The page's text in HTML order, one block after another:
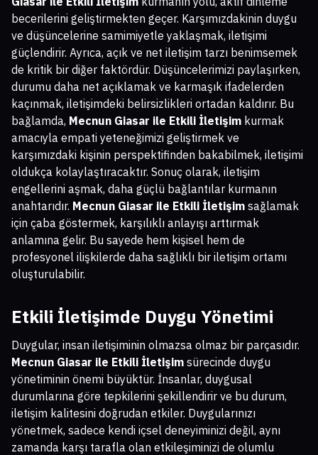
becerilerini geliştirmekten geçer. Karşımızdakinin duygu
ve düşüncelerine samimiyetle yaklaşmak, iletişimi
güçlendirir. Ayrıca, açık ve net iletişim tarzı benimsemek
de kritik bir diğer faktördür. Düşüncelerimizi paylaşırken,
durumu daha net açıklamak ve karmaşık ifadelerden
kaçınmak, iletişimdeki belirsizlikleri ortadan kaldırır. Bu
bağlamda, Mecnun Giasar ile Etkili İletişim kurmak
amacıyla empati yeteneğimizi geliştirmek ve
karşımızdaki kişinin perspektifinden bakabilmek, iletişimi
oldukça kolaylaştıracaktır. Sonuç olarak, iletişim
engellerini aşmak, daha güçlü bağlantılar kurmanın
anahtarıdır. Mecnun Giasar ile Etkili İletişim sağlamak
için çaba göstermek, karşılıklı anlayışı arttırmak
anlamına gelir. Bu sayede hem kişisel hem de
profesyonel ilişkilerde daha sağlıklı bir iletişim ortamı
oluşturulabilir.
Etkili İletişimde Duygu Yönetimi
Duygular, insan iletişiminin olmazsa olmaz bir parçasıdır.
Mecnun Giasar ile Etkili İletişim sürecinde duygu
yönetiminin önemi büyüktür. İnsanlar, duygusal
durumlarına göre tepkilerini şekillendirir ve bu durum,
iletişim kalitesini doğrudan etkiler. Duygularınızı
yönetmek, sadece kendi içsel deneyiminizi değil, aynı
zamanda karşı tarafla olan etkileşiminizi de olumlu